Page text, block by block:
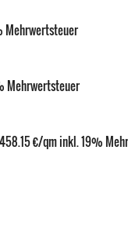
Mehrwertsteuer
Mehrwertsteuer
€/qm inkl. 19%